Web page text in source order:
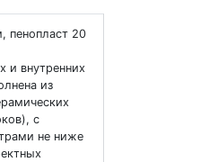
пенопласт 20
и внутренних
из
с
не ниже